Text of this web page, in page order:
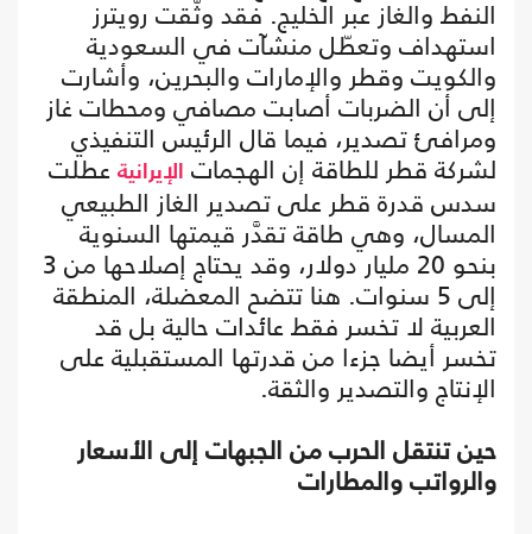
النفط والغاز عبر الخليج. فقد وثّقت رويترز
استهداف وتعطّل منشآت في السعودية
والكويت وقطر والإمارات والبحرين، وأشارت
إلى أن الضربات أصابت مصافي ومحطات غاز
ومرافئ تصدير، فيما قال الرئيس التنفيذي
لشركة قطر للطاقة إن الهجمات الإيرانية عطلت
سدس قدرة قطر على تصدير الغاز الطبيعي
المسال، وهي طاقة تقدَّر قيمتها السنوية
بنحو 20 مليار دولار، وقد يحتاج إصلاحها من 3
إلى 5 سنوات. هنا تتضح المعضلة، المنطقة
العربية لا تخسر فقط عائدات حالية بل قد
تخسر أيضا جزءا من قدرتها المستقبلية على
الإنتاج والتصدير والثقة.
حين تنتقل الحرب من الجبهات إلى الأسعار
والرواتب والمطارات